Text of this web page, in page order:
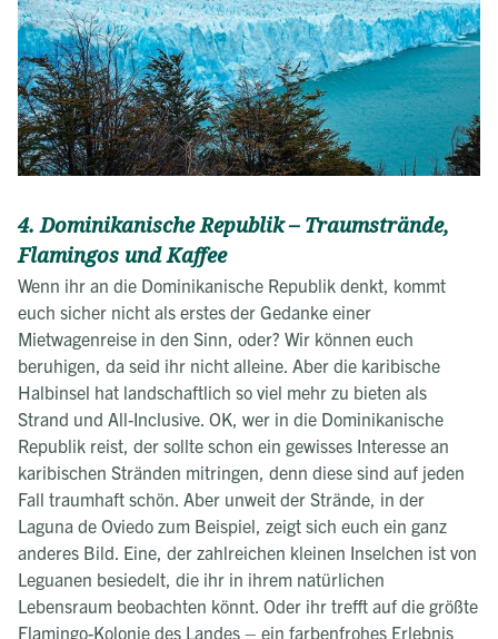
4. Dominikanische Republik – Traumstrände,
Flamingos und Kaffee
Wenn ihr an die Dominikanische Republik denkt, kommt
euch sicher nicht als erstes der Gedanke einer
Mietwagenreise in den Sinn, oder? Wir können euch
beruhigen, da seid ihr nicht alleine. Aber die karibische
Halbinsel hat landschaftlich so viel mehr zu bieten als
Strand und All-Inclusive. OK, wer in die Dominikanische
Republik reist, der sollte schon ein gewisses Interesse an
karibischen Stränden mitringen, denn diese sind auf jeden
Fall traumhaft schön. Aber unweit der Strände, in der
Laguna de Oviedo zum Beispiel, zeigt sich euch ein ganz
anderes Bild. Eine, der zahlreichen kleinen Inselchen ist von
Leguanen besiedelt, die ihr in ihrem natürlichen
Lebensraum beobachten könnt. Oder ihr trefft auf die größte
Flamingo-Kolonie des Landes – ein farbenfrohes Erlebnis